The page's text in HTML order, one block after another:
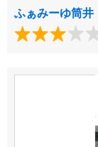
ふぁみーゆ筒井